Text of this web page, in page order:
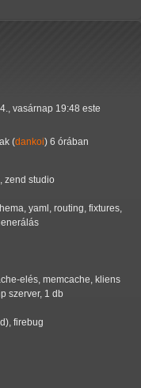
vasárnap 19:48 este
(dankoi) 6 órában
zend studio
yaml, routing, fixtures,
elés, memcache, kliens
szerver, 1 db
firebug